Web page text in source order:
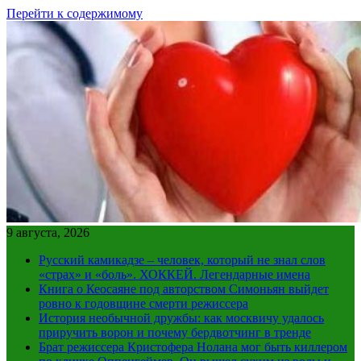
Перейти к содержимому
9 августа, 2026
Русский камикадзе – человек, который не знал слов
«страх» и «боль». ХОККЕЙ. Легендарные имена
Книга о Кеосаяне под авторством Симоньян выйдет
ровно к годовщине смерти режиссера
История необычной дружбы: как москвичу удалось
приручить ворон и почему бердвотчинг в тренде
Брат режиссера Кристофера Нолана мог быть киллером